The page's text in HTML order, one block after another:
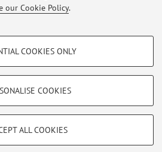
our Cookie Policy.
operation of the website, saving browsing
COOKIES ONLY
COOKIES
ALL COOKIES
contents.
- Partita IVA: 01131710376